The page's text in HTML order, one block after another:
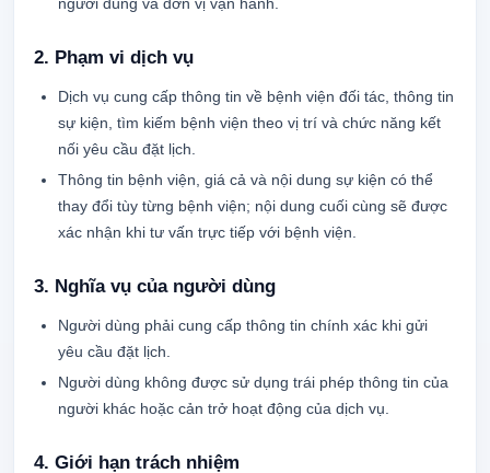
2. Phạm vi dịch vụ
Dịch vụ cung cấp thông tin về bệnh viện đối tác, thông tin
sự kiện, tìm kiếm bệnh viện theo vị trí và chức năng kết
nối yêu cầu đặt lịch.
Thông tin bệnh viện, giá cả và nội dung sự kiện có thể
thay đổi tùy từng bệnh viện; nội dung cuối cùng sẽ được
xác nhận khi tư vấn trực tiếp với bệnh viện.
3. Nghĩa vụ của người dùng
Người dùng phải cung cấp thông tin chính xác khi gửi
yêu cầu đặt lịch.
Người dùng không được sử dụng trái phép thông tin của
người khác hoặc cản trở hoạt động của dịch vụ.
4. Giới hạn trách nhiệm